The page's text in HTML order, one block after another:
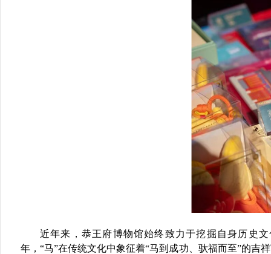
近年来，恭王府博物馆始终致力于挖掘自身历史
年，“马”在传统文化中象征着“马到成功、驮福而至”的吉